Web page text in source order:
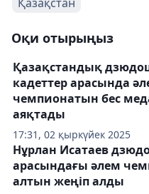
Оқи отырыңыз
17:31, 02 қыркүйек 2025
Қазақстандық
кадеттер арасында
чемпионатын бес
аяқтады
Нұрлан Исатаев
арасындағы әлем
алтын жеңіп алды